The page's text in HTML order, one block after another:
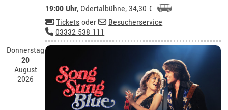
19:00 Uhr, Odertalbühne, 34,30 €
Tickets oder
Besucherservice
03332 538 111
Donnerstag
20
August
2026